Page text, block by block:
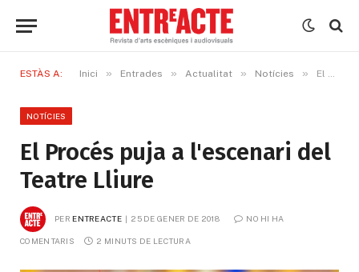
ESTÀS A: Inici » Entrades » Actualitat » Notícies » El Procés puja a l'escenari del Teatre Lliure
NOTÍCIES
El Procés puja a l'escenari del
Teatre Lliure
PER ENTREACTE 25 DE GENER DE 2018 NO HI HA
COMENTARIS 2 MINUTS DE LECTURA